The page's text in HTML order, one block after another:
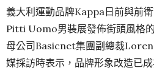
義大利運動品牌Kappa日前與前
Pitti Uomo男裝展發佈街頭風格
母公司Basicnet集團副總裁
媒採訪時表示，品牌形象改造已